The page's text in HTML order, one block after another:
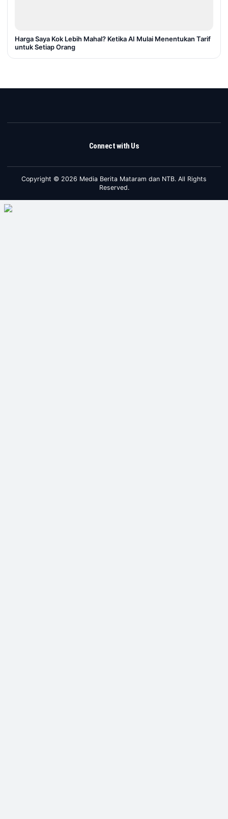
Harga Saya Kok Lebih Mahal? Ketika AI Mulai Menentukan Tarif
untuk Setiap Orang
Connect with Us
Copyright © 2026 Media Berita Mataram dan NTB. All Rights
Reserved.